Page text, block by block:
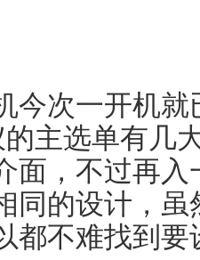
今次一开机
主选单有几
面，不过再
同的设计，
都不难找到要